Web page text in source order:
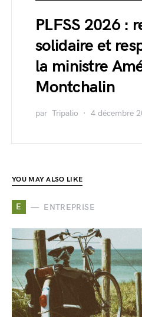
PLFSS 2026 :
solidaire et
la ministre
Montchalin
par Tripalio 4 décembre
YOU MAY ALSO LIKE
E ENTREPRISE